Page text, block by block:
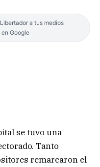
a tus medios
Google
se tuvo una
Tanto
remarcaron el